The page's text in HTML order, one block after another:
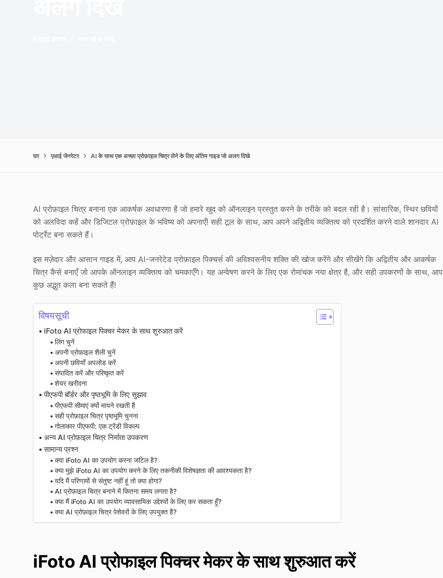
घर एआई जेनरेटर AI के साथ एक अच्छा प्रोफ़ाइल चित्र लेने के लिए अंतिम गाइड जो अलग दिखे
AI प्रोफ़ाइल चित्र बनाना एक आकर्षक अवधारणा है जो हमारे खुद को ऑनलाइन प्रस्तुत करने के तरीके को बदल रही है। सांसारिक, स्थिर छवियों
को अलविदा कहें और डिजिटल प्रोफ़ाइल के भविष्य को अपनाएँ! सही टूल के साथ, आप अपने अद्वितीय व्यक्तित्व को प्रदर्शित करने वाले शानदार AI
पोर्ट्रेट बना सकते हैं।
इस मज़ेदार और आसान गाइड में, आप AI-जनरेटेड प्रोफ़ाइल पिक्चर्स की अविश्वसनीय शक्ति की खोज करेंगे और सीखेंगे कि अद्वितीय और आकर्षक
चित्र कैसे बनाएँ जो आपके ऑनलाइन व्यक्तित्व को चमकाएँगे। यह अन्वेषण करने के लिए एक रोमांचक नया क्षेत्र है, और सही उपकरणों के साथ, आप
कुछ अद्भुत कला बना सकते हैं!
विषयसूची
iFoto AI प्रोफाइल पिक्चर मेकर के साथ शुरुआत करें
लिंग चुनें
अपनी प्रोफ़ाइल शैली चुनें
अपनी छवियाँ अपलोड करें
संपादित करें और परिष्कृत करें
शेयर खरीदना
पीएफपी बॉर्डर और पृष्ठभूमि के लिए सुझाव
पीएफपी सीमाएं क्यों मायने रखती हैं
सही प्रोफ़ाइल चित्र पृष्ठभूमि चुनना
गोलाकार पीएफपी: एक ट्रेंडी विकल्प
अन्य AI प्रोफ़ाइल चित्र निर्माता उपकरण
सामान्य प्रश्न
क्या iFoto AI का उपयोग करना जटिल है?
क्या मुझे iFoto AI का उपयोग करने के लिए तकनीकी विशेषज्ञता की आवश्यकता है?
यदि मैं परिणामों से संतुष्ट नहीं हूं तो क्या होगा?
AI प्रोफ़ाइल चित्र बनाने में कितना समय लगता है?
क्या मैं iFoto AI का उपयोग व्यावसायिक उद्देश्यों के लिए कर सकता हूँ?
क्या AI प्रोफ़ाइल चित्र पेशेवरों के लिए उपयुक्त हैं?
iFoto AI प्रोफाइल पिक्चर मेकर के साथ शुरुआत करें